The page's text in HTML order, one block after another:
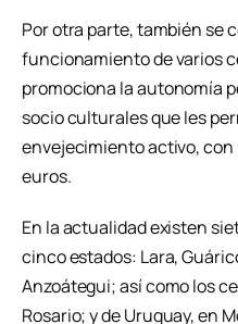
Por otra parte, también se
funcionamiento de varios
promociona la autonomía
socio culturales que les
envejecimiento activo,
euros.
En la actualidad existen
cinco estados: Lara,
Anzoátegui; así como los
Rosario; y de Uruguay, en